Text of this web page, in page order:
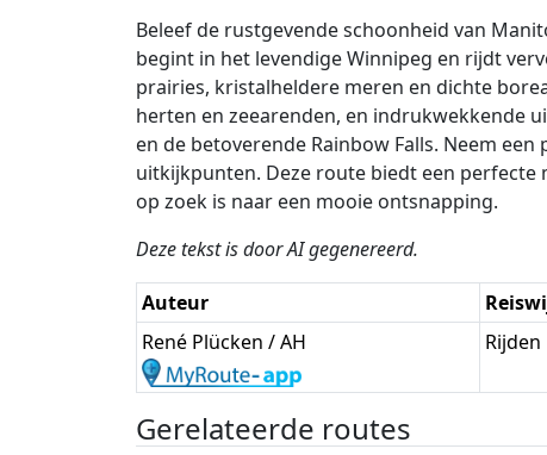
Beleef de rustgevende schoonheid van
begint in het levendige Winnipeg en rijdt
prairies, kristalheldere meren en dichte
herten en zeearenden, en indrukwekkende
en de betoverende Rainbow Falls. Neem
uitkijkpunten. Deze route biedt een
op zoek is naar een mooie ontsnapping.
Deze tekst is door AI gegenereerd.
Auteur
René Plücken / AH
Rijden
Gerelateerde routes